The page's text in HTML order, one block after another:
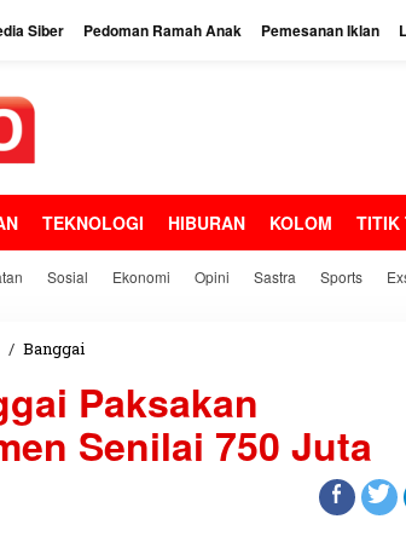
Siber Pedoman Ramah Anak Pemesanan Iklan
TEKNOLOGI HIBURAN KOLOM TITIK
Sosial Ekonomi Opini Sastra Sports
/ Banggai
d
u
g
a
Paksakan
Senilai 750 Juta